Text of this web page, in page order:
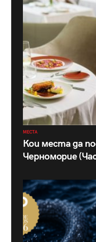
МЕСТА
Кои места да
Черноморие